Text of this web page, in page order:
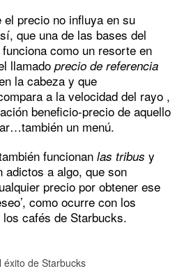
precio no influya en su
que una de las bases del
como un resorte en
llamado precio de referencia
la cabeza y que
a la velocidad del rayo ,
beneficio-precio de aquello
un menú.
funcionan las tribus y
adictos a algo, que son
precio por obtener ese
como ocurre con los
cafés de Starbucks.
éxito de Starbucks